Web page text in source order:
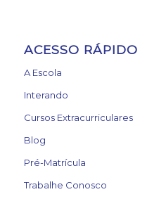
ACESSO RÁPIDO
A Escola
Interando
Cursos Extracurriculares
Blog
Pré-Matrícula
Trabalhe Conosco